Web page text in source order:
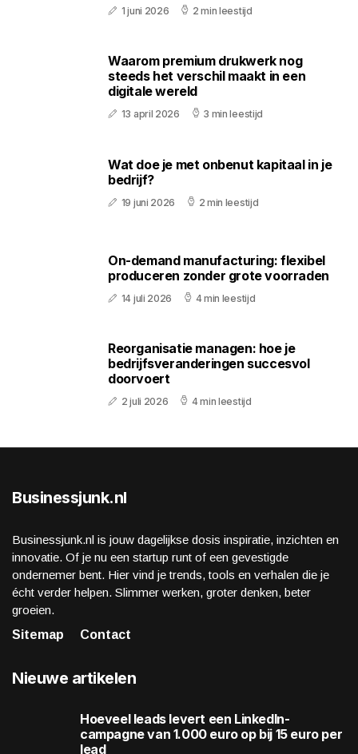
1 juni 2026 2 min leestijd
Waarom premium drukwerk nog
steeds het verschil maakt in een
digitale wereld
13 april 2026 3 min leestijd
Wat doe je met onbenut kapitaal in je
bedrijf?
19 juni 2026 2 min leestijd
On-demand manufacturing: flexibel
produceren zonder grote voorraden
14 juli 2026 4 min leestijd
Reorganisatie managen: hoe je
bedrijfsveranderingen succesvol
doorvoert
2 juli 2026 4 min leestijd
Businessjunk.nl
Businessjunk.nl is jouw dagelijkse dosis inspiratie, inzichten en
innovatie. Of je nu een startup runt of een gevestigde
ondernemer bent. Hier vind je trends, tools en verhalen die je
écht verder helpen. Slimmer werken, groter denken, beter
groeien.
Sitemap
Contact
Nieuwe artikelen
Hoeveel leads levert een LinkedIn-
campagne van 1.000 euro op bij 15 euro per
lead